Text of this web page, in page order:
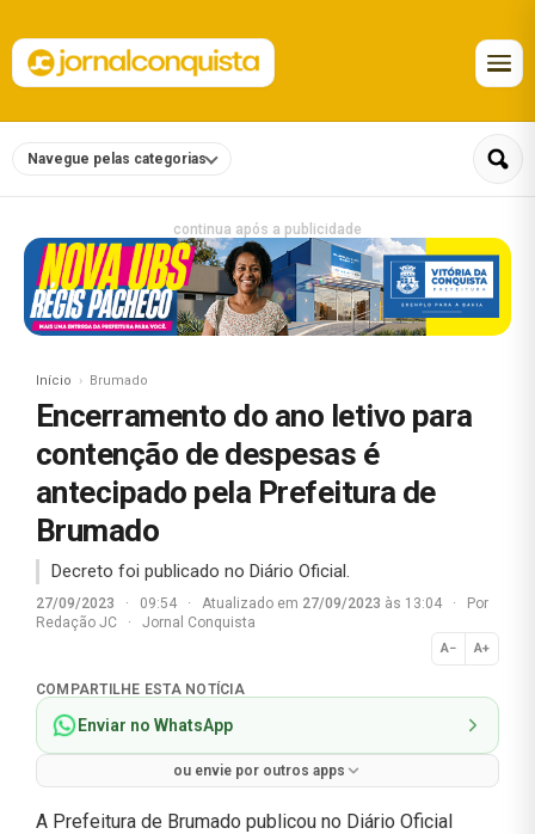
Navegue pelas categorias
continua após a publicidade
Início Brumado
Encerramento do ano letivo para
contenção de despesas é
antecipado pela Prefeitura de
Brumado
Decreto foi publicado no Diário Oficial.
27/09/2023 · 09:54 · Atualizado em 27/09/2023 às 13:04 ·
Por
Redação JC
· Jornal Conquista
A− A+
Normal
COMPARTILHE ESTA NOTÍCIA
Enviar no WhatsApp
ou envie por outros apps
A Prefeitura de Brumado publicou no Diário Oficial